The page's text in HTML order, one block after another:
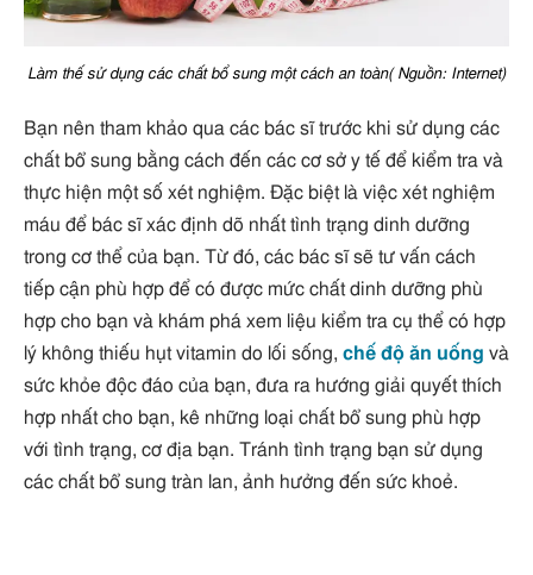
Làm thế sử dụng các chất bổ sung một cách an toàn( Nguồn: Internet)
Bạn nên tham khảo qua các bác sĩ trước khi sử dụng các
chất bổ sung bằng cách đến các cơ sở y tế để kiểm tra và
thực hiện một số xét nghiệm. Đặc biệt là việc xét nghiệm
máu để bác sĩ xác định dõ nhất tình trạng dinh dưỡng
trong cơ thể của bạn. Từ đó, các bác sĩ sẽ tư vấn cách
tiếp cận phù hợp để có được mức chất dinh dưỡng phù
hợp cho bạn và khám phá xem liệu kiểm tra cụ thể có hợp
lý không thiếu hụt vitamin do lối sống, chế độ ăn uống và
sức khỏe độc ​​đáo của bạn, đưa ra hướng giải quyết thích
hợp nhất cho bạn, kê những loại chất bổ sung phù hợp
với tình trạng, cơ địa bạn. Tránh tình trạng bạn sử dụng
các chất bổ sung tràn lan, ảnh hưởng đến sức khoẻ.